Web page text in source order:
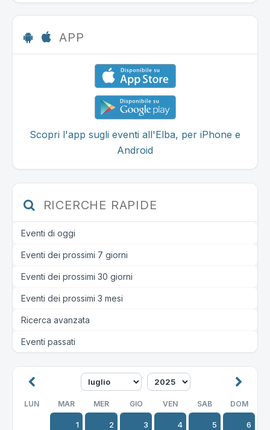
APP
Scopri l'app sugli eventi all'Elba, per iPhone e
Android
RICERCHE RAPIDE
Eventi di oggi
Eventi dei prossimi 7 giorni
Eventi dei prossimi 30 giorni
Eventi dei prossimi 3 mesi
Ricerca avanzata
Eventi passati
LUN MAR MER GIO VEN SAB DOM
1 2 3 4 5 6